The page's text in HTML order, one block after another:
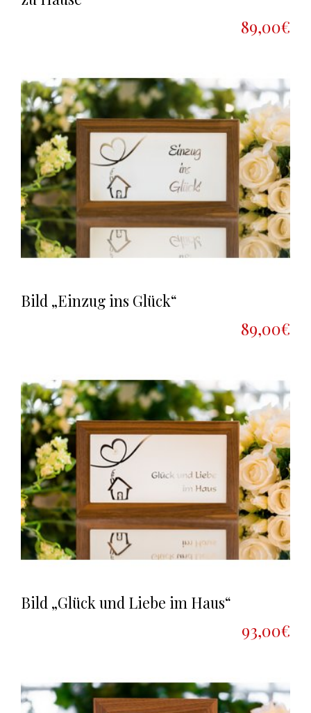
89,00€
Bild „Einzug ins Glück“
89,00€
Bild „Glück und Liebe im Haus“
93,00€